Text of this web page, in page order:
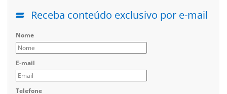
Receba conteúdo exclusivo por e-mail
Nome
E-mail
Telefone